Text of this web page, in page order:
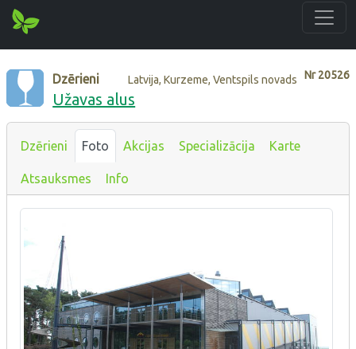
Nr20526
Dzērieni Latvija, Kurzeme, Ventspils novads
Užavas alus
Dzērieni Foto Akcijas Specializācija Karte
Atsauksmes Info